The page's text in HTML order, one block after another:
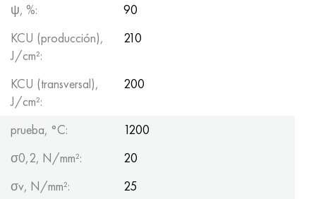
ψ, %:
90
KCU (producción),
J/cm²:
210
KCU (transversal),
J/cm²:
200
prueba, °С:
1200
σ0,2, N/mm²:
20
σv, N/mm²:
25